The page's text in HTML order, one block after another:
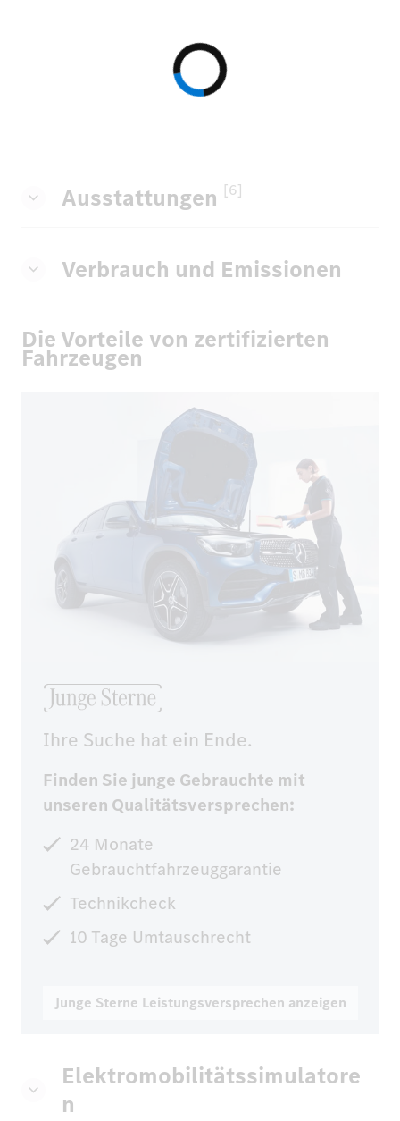
Ausstattungen [6]
Verbrauch und Emissionen
Die Vorteile von zertifizierten
Fahrzeugen
Ihre Suche hat ein Ende.
Finden Sie junge Gebrauchte mit
unseren Qualitätsversprechen:
24 Monate
Gebrauchtfahrzeuggarantie
Technikcheck
10 Tage Umtauschrecht
Junge Sterne Leistungsversprechen anzeigen
Elektromobilitätssimulatore
n